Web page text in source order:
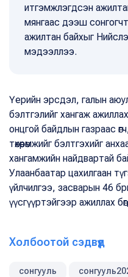
итгэмжлэгдсэн ажилтан
мянгаас дээш
ажилтан байхыг
мэдээллээ.
Үерийн эрсдэл, галын
бэлтгэлийг хангаж
онцгой байдлын газраас
төхөөрөмжийг бэлтгэхийг
хангамжийн найдвартай
Улаанбаатар цахилгаан
үйлчилгээ, засварын 46
үүсгүүртэйгээр ажиллах
Холбоотой сэдвүүд
сонгууль